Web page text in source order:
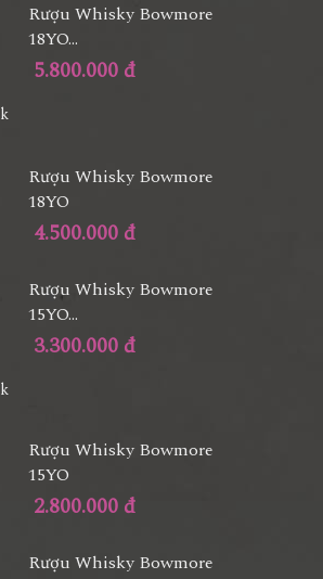
Rượu Whisky Bowmore
18YO...
5.800.000 đ
Rượu Whisky Bowmore
18YO
4.500.000 đ
Rượu Whisky Bowmore
15YO...
3.300.000 đ
Rượu Whisky Bowmore
15YO
2.800.000 đ
Rượu Whisky Bowmore